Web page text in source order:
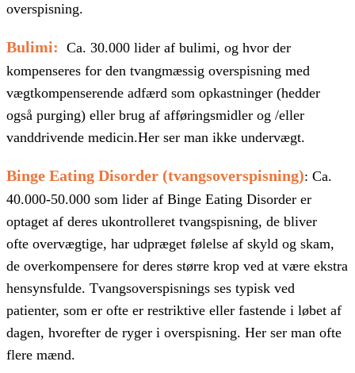
overspisning.
Bulimi: Ca. 30.000 lider af bulimi, og hvor der
kompenseres for den tvangmæssig overspisning med
vægtkompenserende adfærd som opkastninger (hedder
også purging) eller brug af afføringsmidler og /eller
vanddrivende medicin.Her ser man ikke undervægt.
Binge Eating Disorder (tvangsoverspisning): Ca.
40.000-50.000 som lider af Binge Eating Disorder er
optaget af deres ukontrolleret tvangspisning, de bliver
ofte overvægtige, har udpræget følelse af skyld og skam,
de overkompensere for deres større krop ved at være ekstra
hensynsfulde. Tvangsoverspisnings ses typisk ved
patienter, som er ofte er restriktive eller fastende i løbet af
dagen, hvorefter de ryger i overspisning. Her ser man ofte
flere mænd.